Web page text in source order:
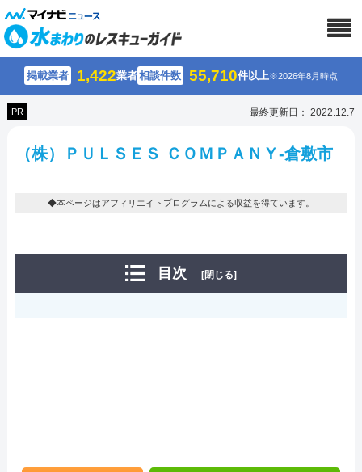
掲載業者 1,422業者相談件数 55,710件以上※2026年8月時点
PR 最終更新日： 2022.12.7
（株）ＰＵＬＳＥＳ ＣＯＭＰＡＮＹ-倉敷市
◆本ページはアフィリエイトプログラムによる収益を得ています。
目次 [閉じる]